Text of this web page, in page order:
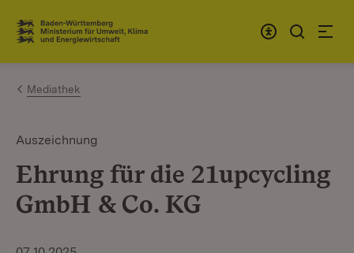
Zum Inhalt springen
Link zur Startseite
Mediathek
Auszeichnung
Ehrung für die 21upcycling
GmbH & Co. KG